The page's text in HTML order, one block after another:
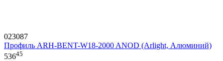
023087
Профиль ARH-BENT-W18-2000 ANOD (Arlight, Алюминий)
53645